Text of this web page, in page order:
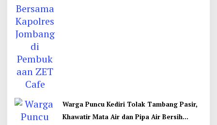
Warga Puncu Kediri Tolak Tambang Pasir,
Khawatir Mata Air dan Pipa Air Bersih